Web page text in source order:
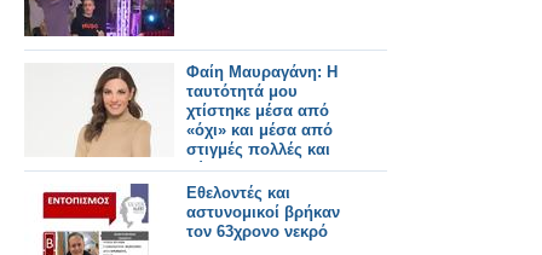
Φαίη Μαυραγάνη: Η
ταυτότητά μου
χτίστηκε μέσα από
«όχι» και μέσα από
στιγμές πολλές και
δύσκολες
Εθελοντές και
αστυνομικοί βρήκαν
τον 63χρονο νεκρό